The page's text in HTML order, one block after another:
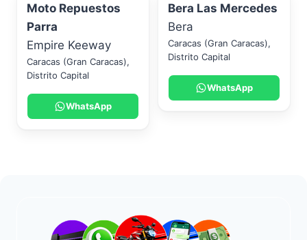
Moto Repuestos
Parra
Empire Keeway
Caracas (Gran Caracas),
Distrito Capital
WhatsApp
Bera Las Mercedes
Bera
Caracas (Gran Caracas),
Distrito Capital
WhatsApp